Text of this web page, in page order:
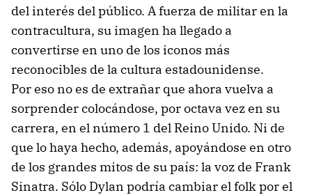
del interés del público. A fuerza de militar en la
contracultura, su imagen ha llegado a
convertirse en uno de los iconos más
reconocibles de la cultura estadounidense.
Por eso no es de extrañar que ahora vuelva a
sorprender colocándose, por octava vez en su
carrera, en el número 1 del Reino Unido. Ni de
que lo haya hecho, además, apoyándose en otro
de los grandes mitos de su país: la voz de Frank
Sinatra. Sólo Dylan podría cambiar el folk por el